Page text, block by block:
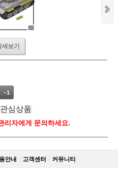
세보기
-1
관심상품
리자에게 문의하세요.
안내 고객센터 커뮤니티